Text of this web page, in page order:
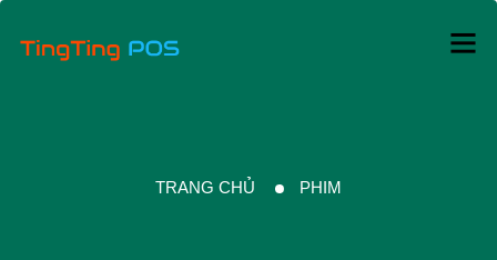
TRANG CHỦ PHIM